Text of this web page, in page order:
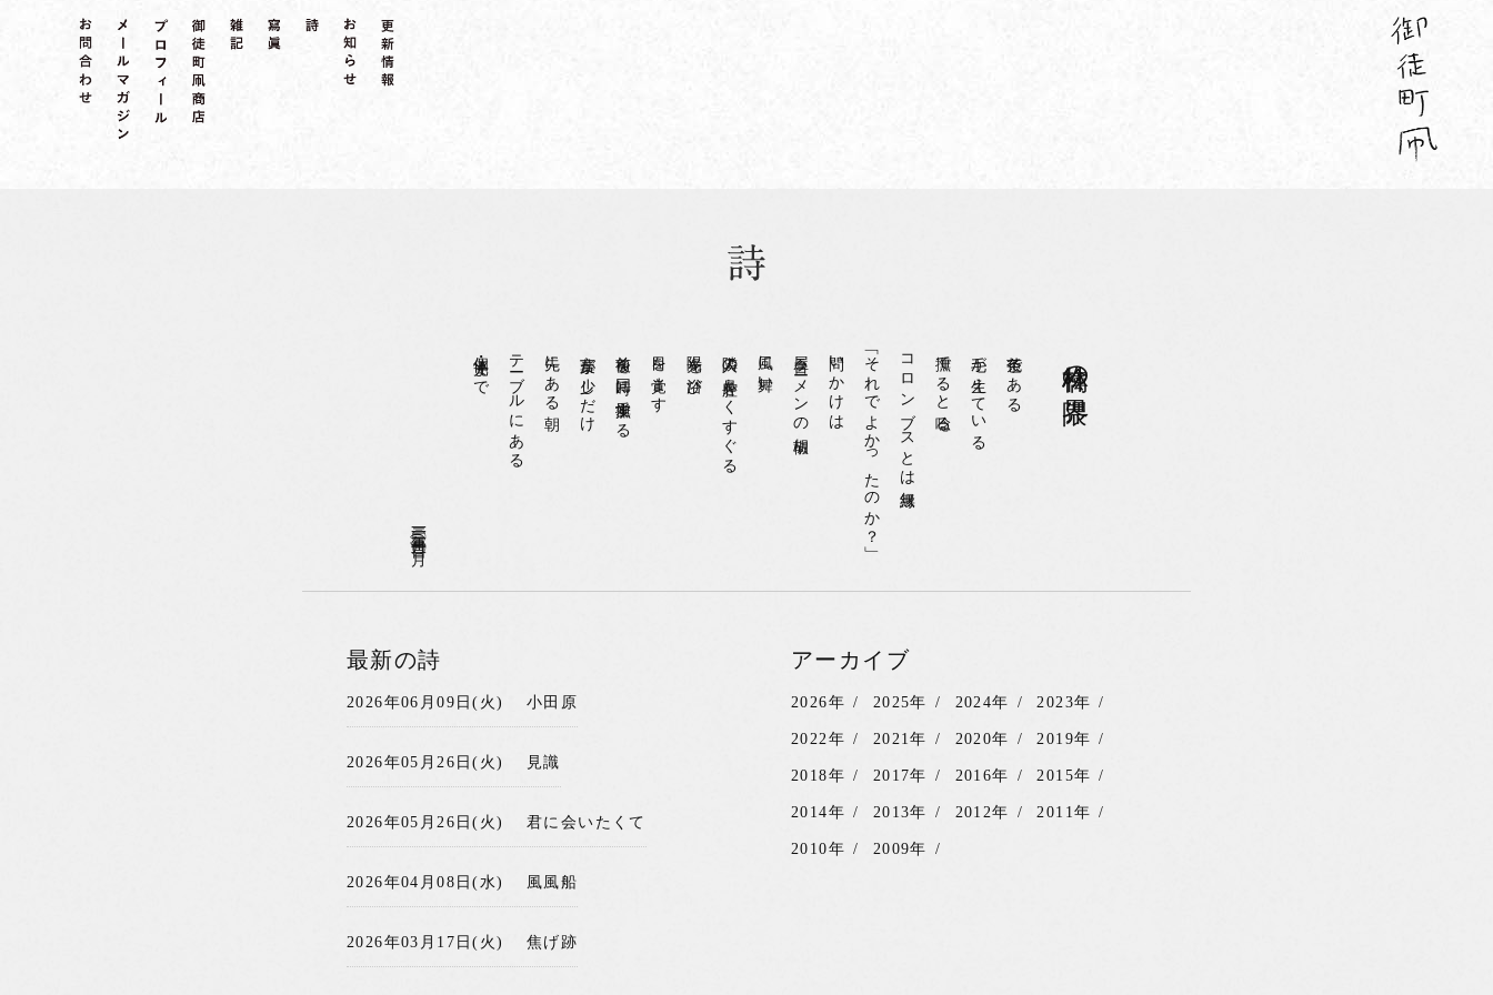
林檎の界隈
茶色である
毛が生えている
撫でると唸る
コロンブスとは無縁
「それでよかったのか？」
問いかけは
屋台ラーメンの胡椒
風に舞い
隣人の鼻腔をくすぐる
陽光を浴び
目を覚ます
前後を同時に愛撫する
言葉が少しだけ
先にある朝
テーブルにある
個体・光まで
二〇一三年一二月〇二日(月)
最新の詩
2026年06月09日(火) 小田原
2026年05月26日(火) 見識
2026年05月26日(火) 君に会いたくて
2026年04月08日(水) 風風船
2026年03月17日(火) 焦げ跡
アーカイブ
2026年 2025年 2024年 2023年
2022年 2021年 2020年 2019年
2018年 2017年 2016年 2015年
2014年 2013年 2012年 2011年
2010年 2009年